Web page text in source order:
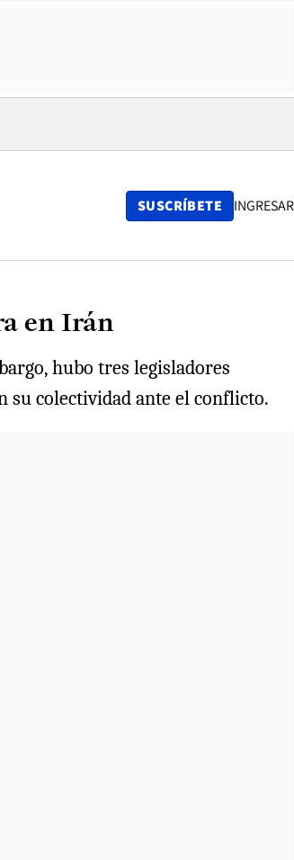
SUSCRÍBETE INGRESAR
en Irán
hubo tres legisladores
su colectividad ante el conflicto.